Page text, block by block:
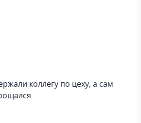
коллегу по цеху, а сам